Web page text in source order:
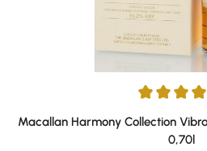
Average rating of 5 out of 5 stars
Macallan Harmony Collection
0,70l